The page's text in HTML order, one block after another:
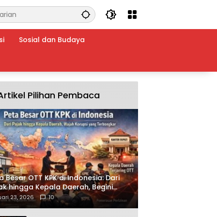
Sosial dan Budaya
Pilihan Pembaca
Besar OTT KPK di Indonesia: Dari
hingga Kepala Daerah, Begini
Korupsi yang Terbongkar
23, 2026 10